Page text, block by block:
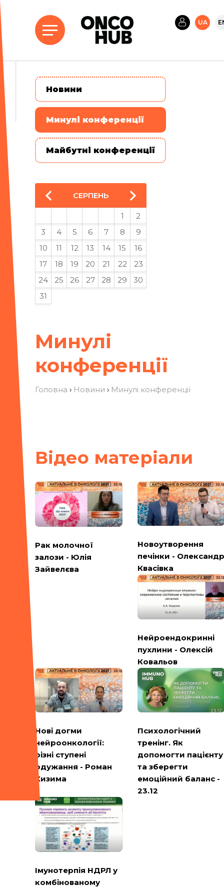
UA
Минулі
конференції
Головна › Новини › Минулі конференції
Вiдео матерiали
Рак молочної
залози - Юлія
Зайвелєва
Новоутворення
печінки - Олександр
Квасівка
Нейроендокринні
пухлини - Олексій
Ковальов
Нові догми
нейроонкології:
різні ступені
одужання - Роман
Кизима
Психологічний
тренінг. Як
допомогти пацієнту
та зберегти
емоційний баланс -
23.12
Імунотерпія НДРЛ у
комбінованому
Новини
Минулі конференції
Майбутні конференції
СЕРПЕНЬ
1
2
3
4 5 6 7 8
9
10
11 12 13 14 15
16
17
18 19 20 21 22
23
24
25 26 27 28 29
30
31